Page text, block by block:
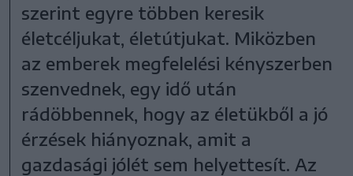
szerint egyre többen keresik
életcéljukat, életútjukat. Miközben
az emberek megfelelési kényszerben
szenvednek, egy idő után
rádöbbennek, hogy az életükből a jó
érzések hiányoznak, amit a
gazdasági jólét sem helyettesít. Az